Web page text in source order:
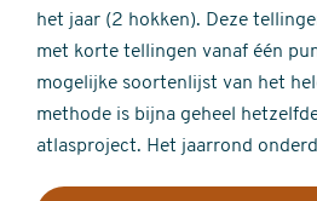
het jaar (2 hokken). Deze
met korte tellingen vanaf één
mogelijke soortenlijst van het
methode is bijna geheel
atlasproject. Het jaarrond